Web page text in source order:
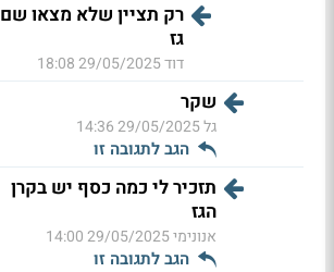
רק תציין שלא מצאו שם
גז
דוד29/05/2025 18:08
שקר
גל29/05/2025 14:36
הגב לתגובה זו
תזכיר לי כמה כסף יש בקרן
הגז
אנונימי29/05/2025 14:00
הגב לתגובה זו